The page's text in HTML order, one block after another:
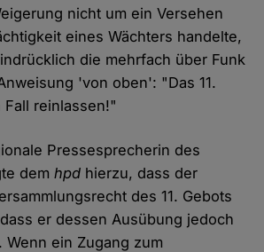
nicht um ein Versehen
eines Wächters handelte,
die mehrfach über Funk
'von oben': "Das 11.
reinlassen!"
Pressesprecherin des
demhpd hierzu, dass der
des 11. Gebots
er dessen Ausübung jedoch
ein Zugang zum